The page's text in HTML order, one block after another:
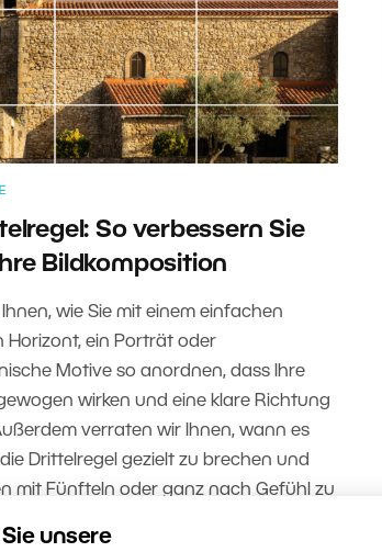
unsere
So verbessern Sie
Bildkomposition
wie Sie mit einem einfachen
Horizont, ein Porträt oder
Motive so anordnen, dass Ihre
wirken und eine klare Richtung
verraten wir Ihnen, wann es
Drittelregel gezielt zu brechen und
mit Fünfteln oder ganz nach Gefühl zu